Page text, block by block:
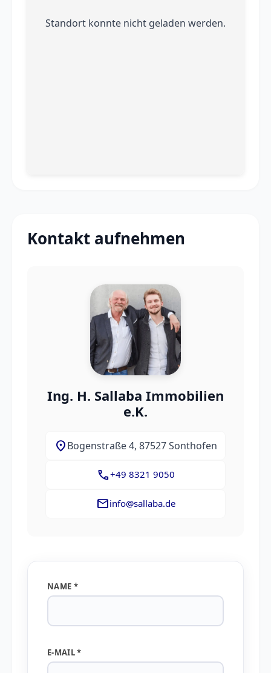
Standort konnte nicht geladen werden.
Kontakt aufnehmen
Ing. H. Sallaba Immobilien
e.K.
location_onBogenstraße 4, 87527 Sonthofen
call+49 8321 9050
mailinfo@sallaba.de
NAME *
E-MAIL *